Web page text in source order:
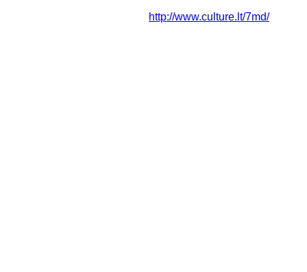
http://www.culture.lt/7md/